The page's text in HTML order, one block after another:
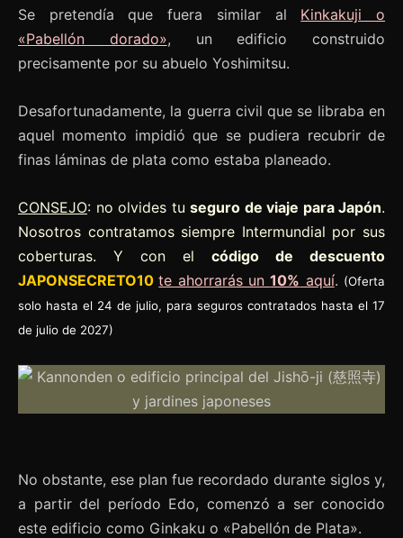
Se pretendía que fuera similar al Kinkakuji o
«Pabellón dorado», un edificio construido
precisamente por su abuelo Yoshimitsu.
Desafortunadamente, la guerra civil que se libraba en
aquel momento impidió que se pudiera recubrir de
finas láminas de plata como estaba planeado.
CONSEJO: no olvides tu seguro de viaje para Japón.
Nosotros contratamos siempre Intermundial por sus
coberturas. Y con el código de descuento
JAPONSECRETO10 te ahorrarás un10% aquí. (Oferta
solo hasta el 24 de julio, para seguros contratados hasta el 17
de julio de 2027)
No obstante, ese plan fue recordado durante siglos y,
a partir del período Edo, comenzó a ser conocido
este edificio como Ginkaku o «Pabellón de Plata».